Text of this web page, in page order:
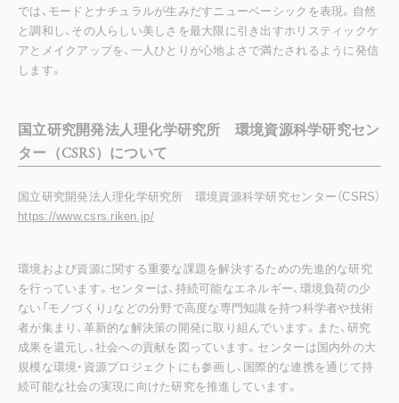
では、モードとナチュラルが生みだすニューベーシックを表現。自然
と調和し、その人らしい美しさを最大限に引き出すホリスティックケ
アとメイクアップを、一人ひとりが心地よさで満たされるように発信
します。
国立研究開発法人理化学研究所 環境資源科学研究セン
ター（CSRS）について
国立研究開発法人理化学研究所 環境資源科学研究センター（CSRS）
https://www.csrs.riken.jp/
環境および資源に関する重要な課題を解決するための先進的な研究
を行っています。センターは、持続可能なエネルギー、環境負荷の少
ない「モノづくり」などの分野で高度な専門知識を持つ科学者や技術
者が集まり、革新的な解決策の開発に取り組んでいます。また、研究
成果を還元し、社会への貢献を図っています。センターは国内外の大
規模な環境・資源プロジェクトにも参画し、国際的な連携を通じて持
続可能な社会の実現に向けた研究を推進しています。